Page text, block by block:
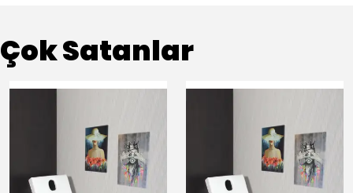
Çok Satanlar